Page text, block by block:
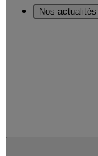
Nos actualités